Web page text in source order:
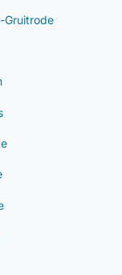
Gruitrode